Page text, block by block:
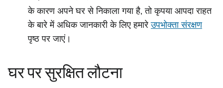
के कारण अपने घर से निकाला गया है, तो कृपया आपदा राहत
के बारे में अधिक जानकारी के लिए हमारेउपभोक्ता संरक्षण
पृष्ठ पर जाएं।
घर पर सुरक्षित लौटना